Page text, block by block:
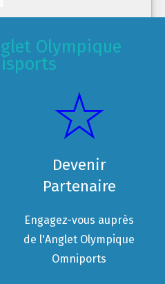
Olympique
Devenir
Partenaire
Engagez-vous auprès
de l'Anglet Olympique
Omniports